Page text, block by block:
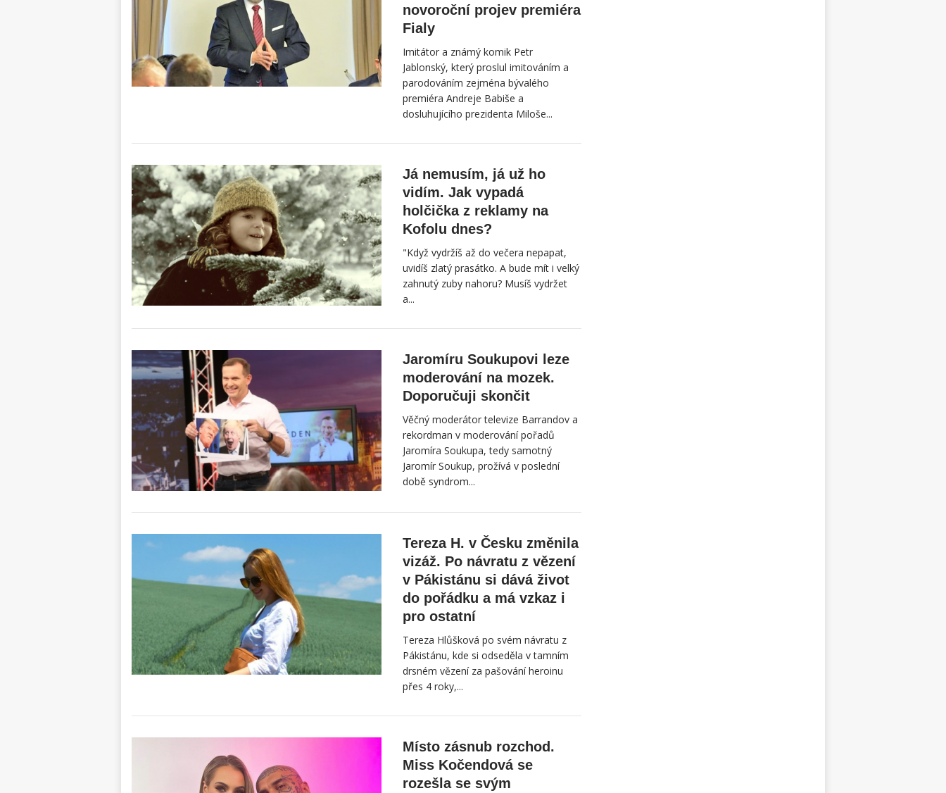
novoroční projev premiéra
Fialy
Imitátor a známý komik Petr
Jablonský, který proslul imitováním a
parodováním zejména bývalého
premiéra Andreje Babiše a
dosluhujícího prezidenta Miloše...
Já nemusím, já už ho
vidím. Jak vypadá
holčička z reklamy na
Kofolu dnes?
"Když vydržíš až do večera nepapat,
uvidíš zlatý prasátko. A bude mít i velký
zahnutý zuby nahoru? Musíš vydržet
a...
Jaromíru Soukupovi leze
moderování na mozek.
Doporučuji skončit
Věčný moderátor televize Barrandov a
rekordman v moderování pořadů
Jaromíra Soukupa, tedy samotný
Jaromír Soukup, prožívá v poslední
době syndrom...
Tereza H. v Česku změnila
vizáž. Po návratu z vězení
v Pákistánu si dává život
do pořádku a má vzkaz i
pro ostatní
Tereza Hlůšková po svém návratu z
Pákistánu, kde si odseděla v tamním
drsném vězení za pašování heroinu
přes 4 roky,...
Místo zásnub rozchod.
Miss Kočendová se
rozešla se svým